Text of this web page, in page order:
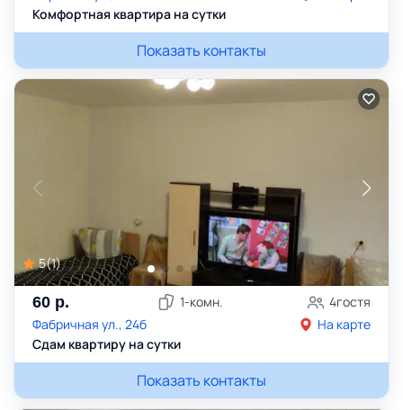
Комфортная квартира на сутки
Показать контакты
5(1)
60 р. 1-комн. 4гостя
Фабричная ул., 24б
На карте
Сдам квартиру на сутки
Показать контакты